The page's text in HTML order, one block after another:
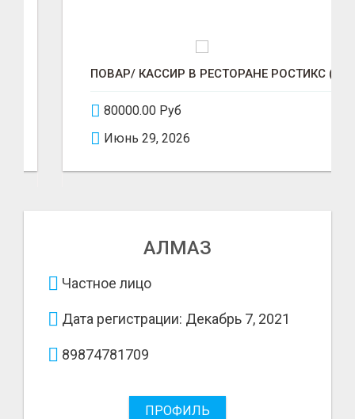
ПОВАР/ КАССИР В РЕСТОРАНЕ РОСТИКС (КФС)
80000.00 Руб
Июнь 29, 2026
АЛМАЗ
Частное лицо
Дата регистрации: Декабрь 7, 2021
89874781709
ПРОФИЛЬ